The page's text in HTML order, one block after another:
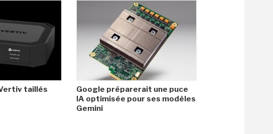
taillés
Google préparerait une puce
IA optimisée pour ses modèles
Gemini